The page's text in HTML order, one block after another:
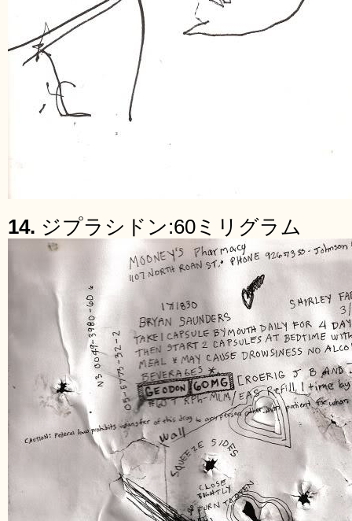
14. ジプラシドン:60ミリグラム